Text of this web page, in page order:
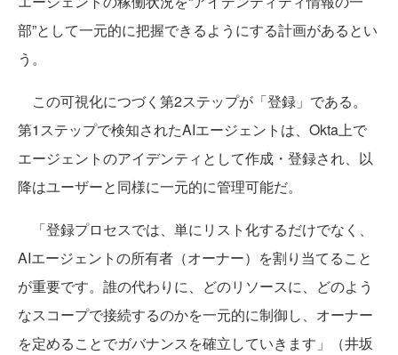
部”として一元的に把握できるようにする計画があるとい
う。
この可視化につづく第2ステップが「登録」である。
第1ステップで検知されたAIエージェントは、Okta上で
エージェントのアイデンティとして作成・登録され、以
降はユーザーと同様に一元的に管理可能だ。
「登録プロセスでは、単にリスト化するだけでなく、
AIエージェントの所有者（オーナー）を割り当てること
が重要です。誰の代わりに、どのリソースに、どのよう
なスコープで接続するのかを一元的に制御し、オーナー
を定めることでガバナンスを確立していきます」（井坂